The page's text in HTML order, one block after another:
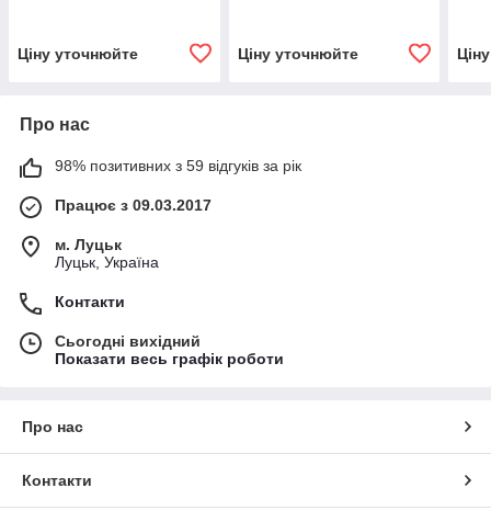
Ціну уточнюйте Ціну уточнюйте
Про нас
98% позитивних з 59 відгуків за рік
Працює з 09.03.2017
м. Луцьк
Луцьк, Україна
Контакти
Сьогодні вихідний
Показати весь графік роботи
Про нас
Контакти